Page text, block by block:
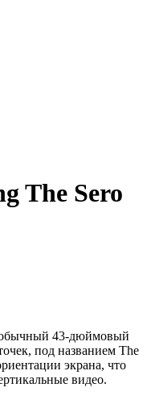
The Sero
43-дюймовый
под названием The
экрана, что
видео.